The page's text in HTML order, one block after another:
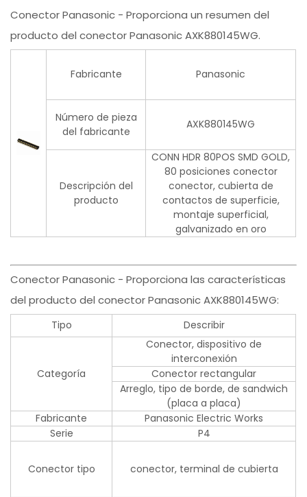
Conector Panasonic - Proporciona un resumen del
producto del conector Panasonic AXK880145WG.
Fabricante Panasonic
Número de pieza
del fabricante
AXK880145WG
Descripción del
producto
CONN HDR 80POS SMD GOLD,
80 posiciones conector
conector, cubierta de
contactos de superficie,
montaje superficial,
galvanizado en oro
Conector Panasonic - Proporciona las características
del producto del conector Panasonic AXK880145WG:
Tipo Describir
Categoría
Conector, dispositivo de
interconexión
Conector rectangular
Arreglo, tipo de borde, de sandwich
(placa a placa)
Fabricante
Panasonic Electric Works
Serie
P4
Conector tipo conector, terminal de cubierta